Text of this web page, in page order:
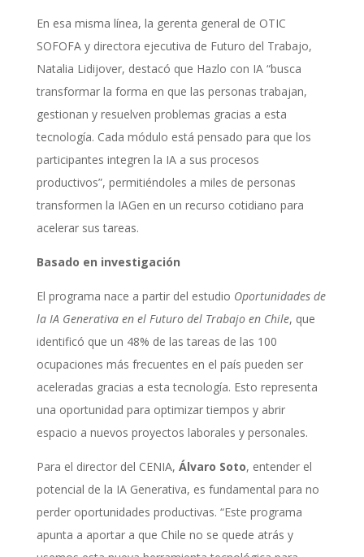
En esa misma línea, la gerenta general de OTIC
SOFOFA y directora ejecutiva de Futuro del Trabajo,
Natalia Lidijover, destacó que Hazlo con IA “busca
transformar la forma en que las personas trabajan,
gestionan y resuelven problemas gracias a esta
tecnología. Cada módulo está pensado para que los
participantes integren la IA a sus procesos
productivos”, permitiéndoles a miles de personas
transformen la IAGen en un recurso cotidiano para
acelerar sus tareas.
Basado en investigación
El programa nace a partir del estudio Oportunidades de
la IA Generativa en el Futuro del Trabajo en Chile, que
identificó que un 48% de las tareas de las 100
ocupaciones más frecuentes en el país pueden ser
aceleradas gracias a esta tecnología. Esto representa
una oportunidad para optimizar tiempos y abrir
espacio a nuevos proyectos laborales y personales.
Para el director del CENIA, Álvaro Soto, entender el
potencial de la IA Generativa, es fundamental para no
perder oportunidades productivas. “Este programa
apunta a aportar a que Chile no se quede atrás y